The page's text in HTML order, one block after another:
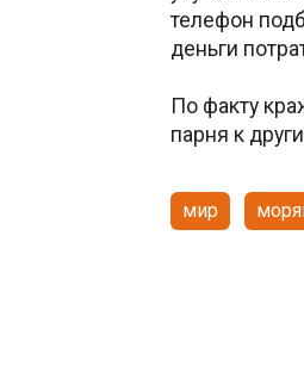
телефон
деньги
По факту
парня к
мир